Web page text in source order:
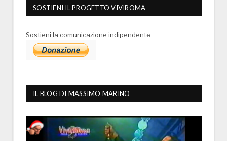
SOSTIENI IL PROGETTO VIVIROMA
Sostieni la comunicazione indipendente
IL BLOG DI MASSIMO MARINO